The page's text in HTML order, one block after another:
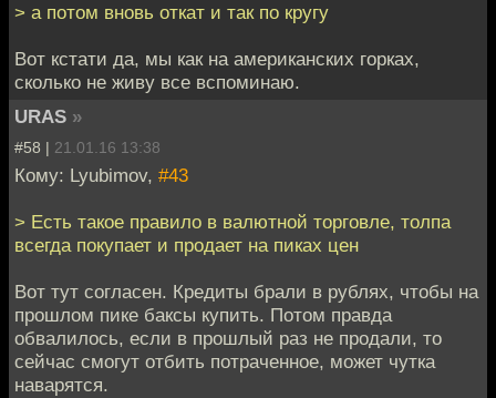
> а потом вновь откат и так по кругу
Вот кстати да, мы как на американских горках,
сколько не живу все вспоминаю.
URAS »
#58 | 21.01.16 13:38
Кому: Lyubimov, #43
> Есть такое правило в валютной торговле, толпа
всегда покупает и продает на пиках цен
Вот тут согласен. Кредиты брали в рублях, чтобы на
прошлом пике баксы купить. Потом правда
обвалилось, если в прошлый раз не продали, то
сейчас смогут отбить потраченное, может чутка
наварятся.